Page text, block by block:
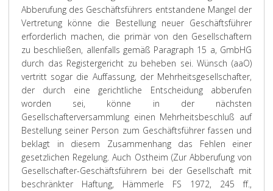
Abberufung des Geschäftsführers entstandene Mangel der
Vertretung könne die Bestellung neuer Geschäftsführer
erforderlich machen, die primär von den Gesellschaftern
zu beschließen, allenfalls gemäß Paragraph 15 a, GmbHG
durch das Registergericht zu beheben sei. Wünsch (aaO)
vertritt sogar die Auffassung, der Mehrheitsgesellschafter,
der durch eine gerichtliche Entscheidung abberufen
worden sei, könne in der nächsten
Gesellschafterversammlung einen Mehrheitsbeschluß auf
Bestellung seiner Person zum Geschäftsführer fassen und
beklagt in diesem Zusammenhang das Fehlen einer
gesetzlichen Regelung. Auch Ostheim (Zur Abberufung von
Gesellschafter-Geschäftsführern bei der Gesellschaft mit
beschränkter Haftung, Hämmerle FS 1972, 245 ff.,